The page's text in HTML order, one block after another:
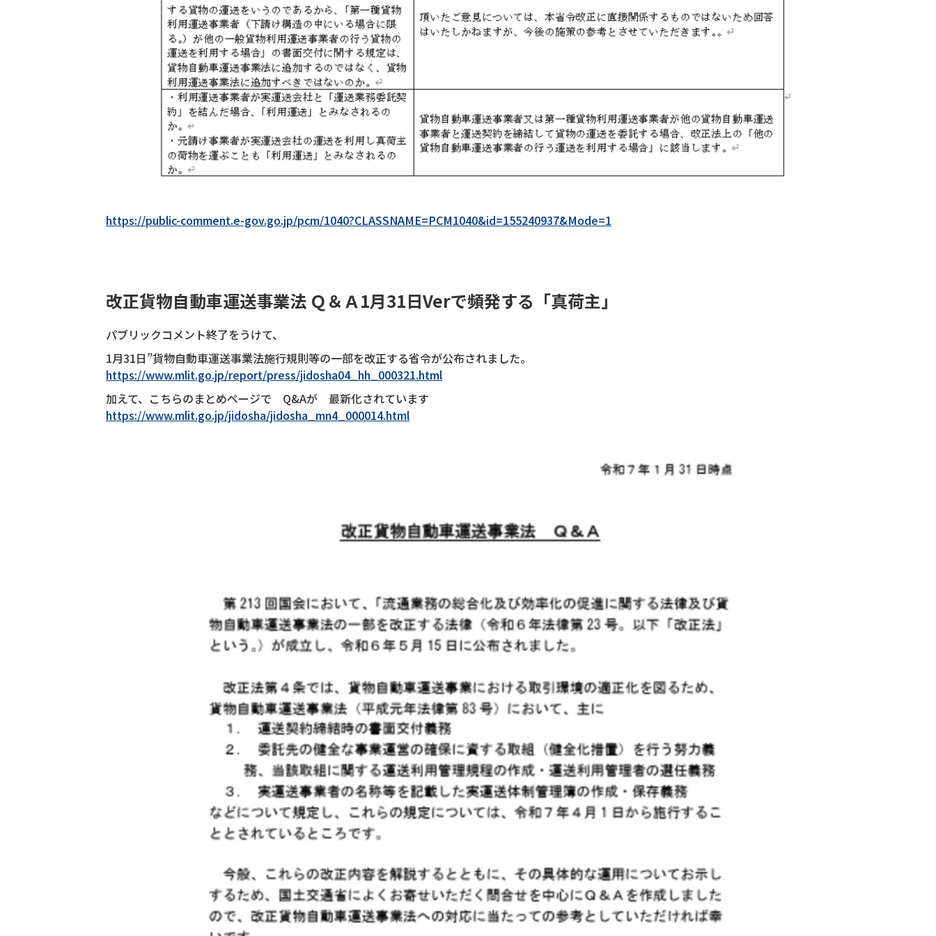
https://public-comment.e-gov.go.jp/pcm/1040?CLASSNAME=PCM1040&id=155240937&Mode=1
改正貨物自動車運送事業法 Ｑ＆Ａ1月31日Verで頻発する「真荷主」
パブリックコメント終了をうけて、
1月31日”貨物自動車運送事業法施行規則等の一部を改正する省令が公布されました。
https://www.mlit.go.jp/report/press/jidosha04_hh_000321.html
加えて、こちらのまとめページで Q&Aが 最新化されています
https://www.mlit.go.jp/jidosha/jidosha_mn4_000014.html